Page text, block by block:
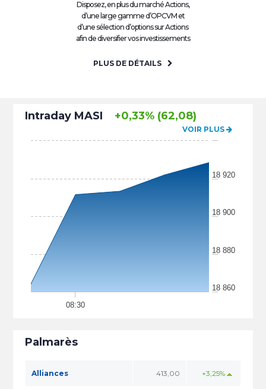
Disposez, en plus du marché Actions,
d’une large gamme d’OPCVM et
d’une sélection d’options sur Actions
afin de diversifier vos investissements
PLUS DE DÉTAILS
Intraday MASI +0,33% (62,08)
VOIR PLUS
08:30
18 860
18 880
18 900
18 920
Palmarès
Alliances 413,00 +3,25%